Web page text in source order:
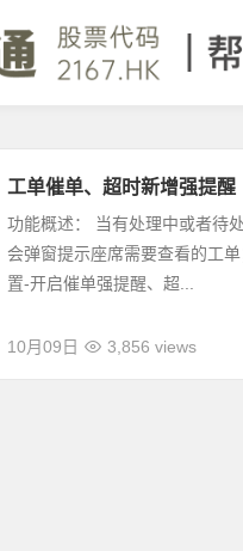
工单催单、超时新增强提醒
功能概述： 当有处理中或者待
会弹窗提示座席需要查看的工
置-开启催单强提醒、超...
10月09日 3,856 views